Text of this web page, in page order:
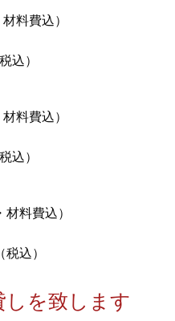
料費込）
込）
料費込）
込）
料費込）
込）
を致します